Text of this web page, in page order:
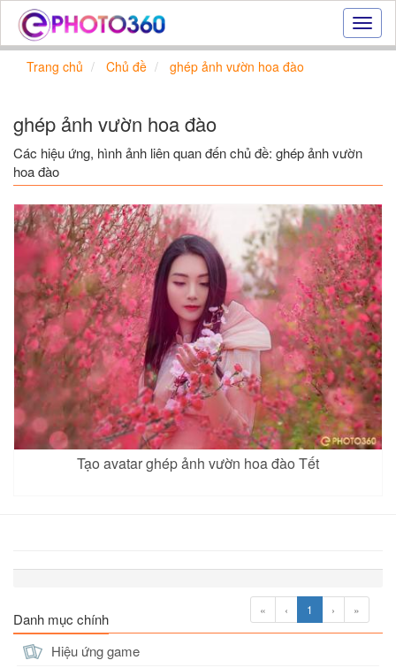
Hiệu
ứng
đẹp
tuyến,
tạo
ảnh
online
Trang chủ Chủ đề ghép ảnh vườn hoa đào
ghép ảnh vườn hoa đào
Các hiệu ứng, hình ảnh liên quan đến chủ đề: ghép ảnh vườn
hoa đào
Tạo avatar ghép ảnh vườn hoa đào Tết
« ‹ 1 › »
Danh mục chính
Hiệu ứng game